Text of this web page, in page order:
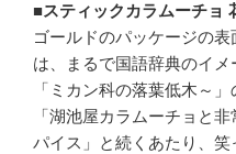
■スティックカラムーチョ
ゴールドのパッケージの
は、まるで国語辞典のイメ
「ミカン科の落葉低木～
「湖池屋カラムーチョと
パイス」と続くあたり、笑